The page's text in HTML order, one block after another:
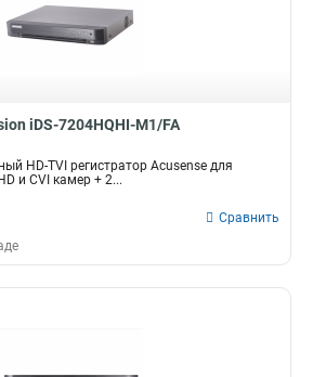
iDS-7204HQHI-M1/FA
HD-TVI регистратор Acusense для
и CVI камер + 2...
Сравнить